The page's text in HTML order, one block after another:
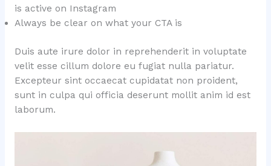
is active on Instagram
Always be clear on what your CTA is
Duis aute irure dolor in reprehenderit in voluptate
velit esse cillum dolore eu fugiat nulla pariatur.
Excepteur sint occaecat cupidatat non proident,
sunt in culpa qui officia deserunt mollit anim id est
laborum.